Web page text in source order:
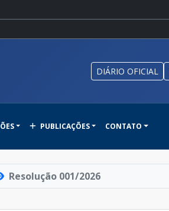
DIÁRIO OFICIAL
PUBLICAÇÕES CONTATO
Resolução 001/2026